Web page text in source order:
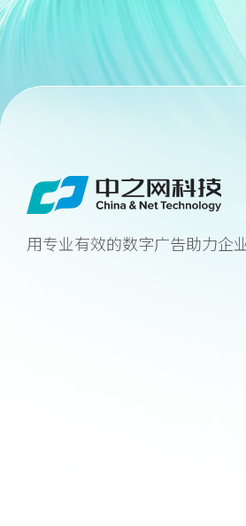
用专业有效的数字广告助力企